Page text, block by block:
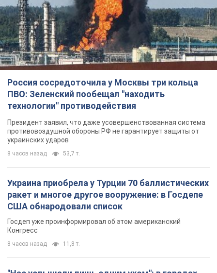
Украина приобрела у Турции 70 баллистических
ракет и многое другое вооружение: в Госдепе
США обнародовали список
Госдеп уже проинформировал об этом американский
Конгресс
8 часов назад 11,8 т.
"Нас услышали лишь одним ухом": в городах
Украины уже 24-й день подряд проходят
митинги в поддержку Федорова. Фото и видео
Антиправительственные выступления с требованием
вернуть Федорова продолжаются до сих пор